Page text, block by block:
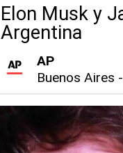
Elon Musk y
Argentina
AP
Buenos Aires -